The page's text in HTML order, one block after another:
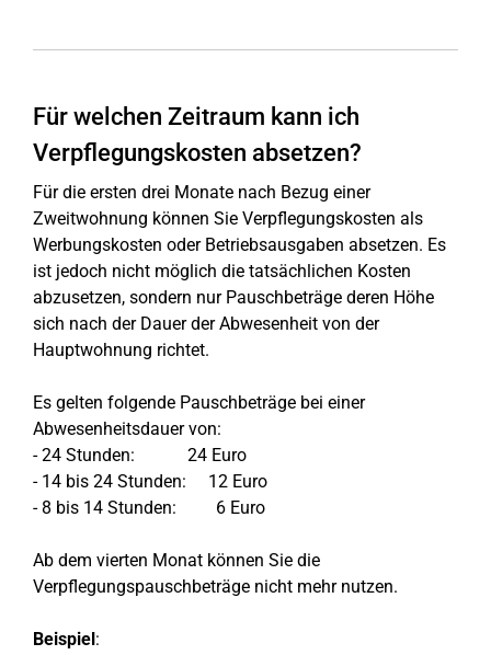
Für welchen Zeitraum kann ich
Verpflegungskosten absetzen?
Für die ersten drei Monate nach Bezug einer
Zweitwohnung können Sie Verpflegungskosten als
Werbungskosten oder Betriebsausgaben absetzen. Es
ist jedoch nicht möglich die tatsächlichen Kosten
abzusetzen, sondern nur Pauschbeträge deren Höhe
sich nach der Dauer der Abwesenheit von der
Hauptwohnung richtet.
Es gelten folgende Pauschbeträge bei einer
Abwesenheitsdauer von:
- 24 Stunden: 24 Euro
- 14 bis 24 Stunden: 12 Euro
- 8 bis 14 Stunden: 6 Euro
Ab dem vierten Monat können Sie die
Verpflegungspauschbeträge nicht mehr nutzen.
Beispiel: